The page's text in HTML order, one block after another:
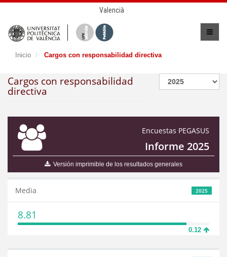
Valencià
Inicio Cargos con responsabilidad directiva
Cargos con responsabilidad
directiva
Encuestas PEGASUS
Informe 2025
Versión imprimible de los resultados generales
2025
Media
8.81
0.12